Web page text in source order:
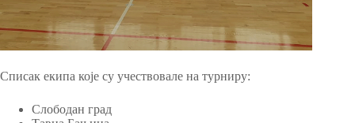
Списак екипа које су учествовале на турниру:
Слободан град